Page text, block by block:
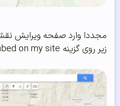
مجددا وارد صفحه ویرایش
زیر روی گزینه Embed on my site کلیک کنید.